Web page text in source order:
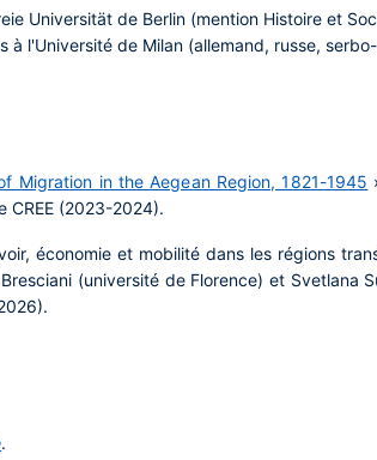
Universität de Berlin (mention Histoire et
l'Université de Milan (allemand, russe,
Migration in the Aegean Region, 1821-1945
CREE (2023-2024).
économie et mobilité dans les régions
(université de Florence) et Svetlana
.